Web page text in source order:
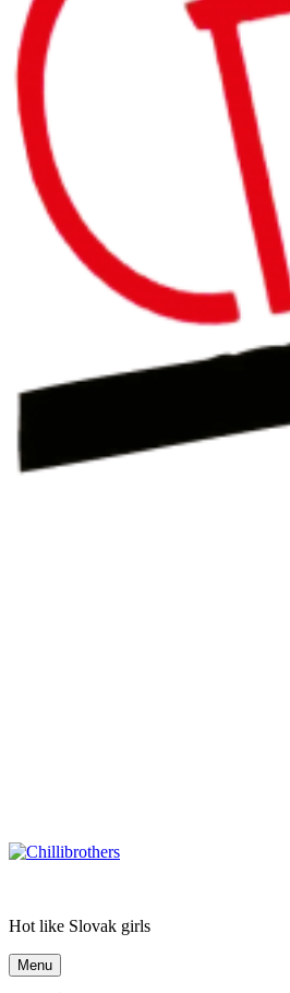
Hot like Slovak girls
Menu